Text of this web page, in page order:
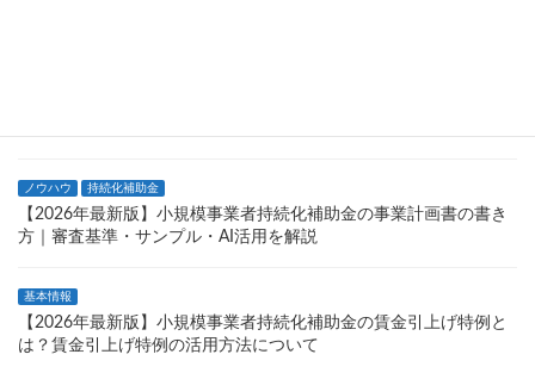
ノウハウ 持続化補助金
【2026年最新版】小規模事業者持続化補助金の事業計画書の書き
方｜審査基準・サンプル・AI活用を解説
基本情報
【2026年最新版】小規模事業者持続化補助金の賃金引上げ特例と
は？賃金引上げ特例の活用方法について